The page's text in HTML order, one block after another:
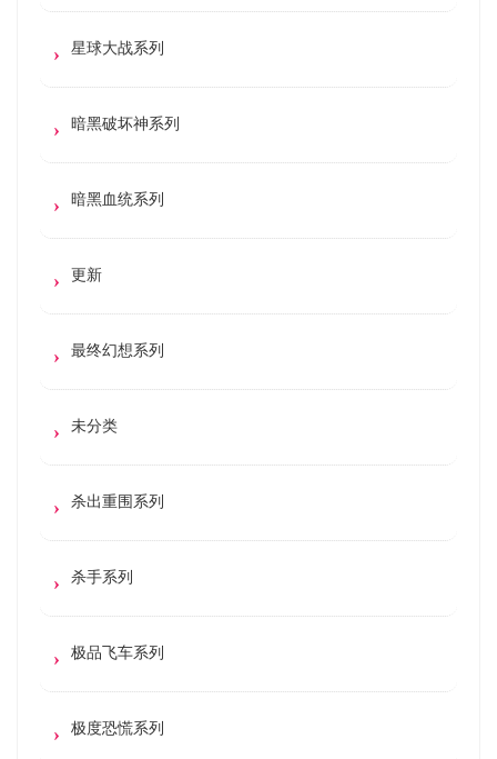
星球大战系列
暗黑破坏神系列
暗黑血统系列
更新
最终幻想系列
未分类
杀出重围系列
杀手系列
极品飞车系列
极度恐慌系列